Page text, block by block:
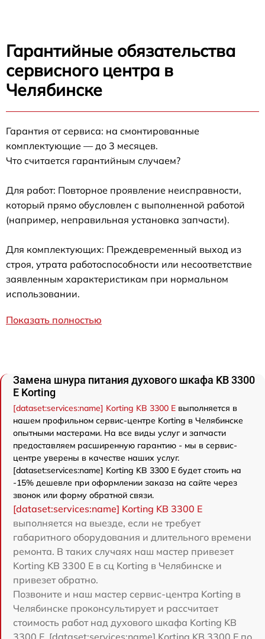
Гарантийные обязательства
сервисного центра в
Челябинске
Гарантия от сервиса: на смонтированные
комплектующие — до 3 месяцев.
Что считается гарантийным случаем?
Для работ: Повторное проявление неисправности,
который прямо обусловлен с выполненной работой
(например, неправильная установка запчасти).
Для комплектующих: Преждевременный выход из
строя, утрата работоспособности или несоответствие
заявленным характеристикам при нормальном
использовании.
Показать полностью
Замена шнура питания духового шкафа KB 3300
E Korting
[dataset:services:name] Korting KB 3300 E выполняется в
нашем профильном сервис-центре Korting в Челябинске
опытными мастерами. На все виды услуг и запчасти
предоставляем расширенную гарантию - мы в сервис-
центре уверены в качестве наших услуг.
[dataset:services:name] Korting KB 3300 E будет стоить на
-15% дешевле при оформлении заказа на сайте через
звонок или форму обратной связи.
[dataset:services:name] Korting KB 3300 E
выполняется на выезде, если не требует
габаритного оборудования и длительного времени
ремонта. В таких случаях наш мастер привезет
Korting KB 3300 E в сц Korting в Челябинске и
привезет обратно.
Позвоните и наш мастер сервис-центра Korting в
Челябинске проконсультирует и рассчитает
стоимость работ над духового шкафа Korting KB
3300 E. [dataset:services:name] Korting KB 3300 E по